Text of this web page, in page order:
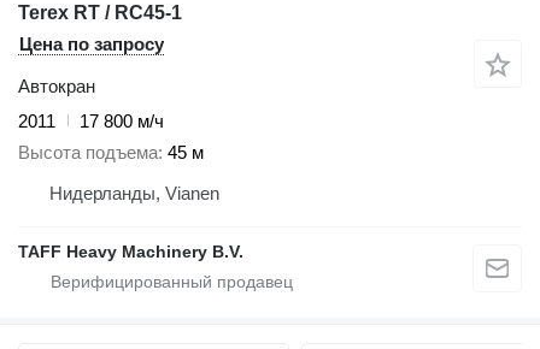
Terex RT / RC45-1
Цена по запросу
Автокран
2011
17 800 м/ч
Высота подъема 45 м
Нидерланды, Vianen
TAFF Heavy Machinery B.V.